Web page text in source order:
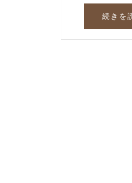
続きを